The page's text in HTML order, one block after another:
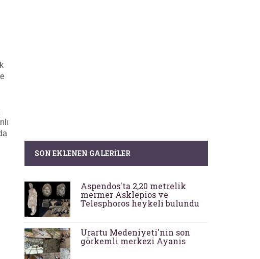
SON EKLENEN GALERILER
Aspendos'ta 2,20 metrelik
mermer Asklepios ve
Telesphoros heykeli bulundu
Urartu Medeniyeti'nin son
görkemli merkezi Ayanis